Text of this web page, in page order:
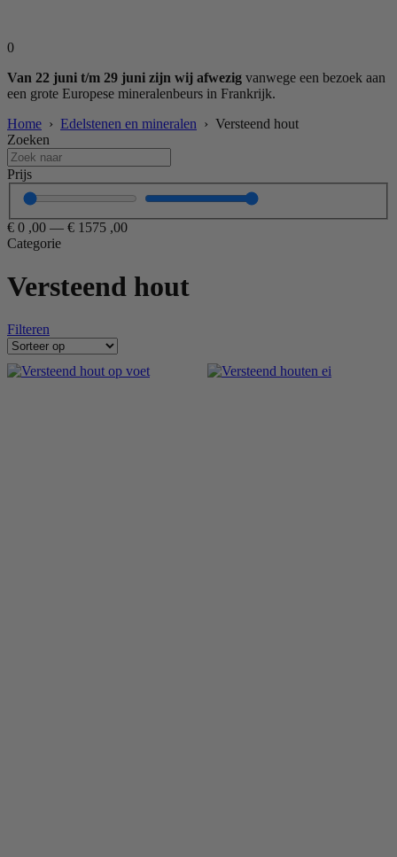
0
Van 22 juni t/m 29 juni zijn wij afwezig vanwege een bezoek aan
een grote Europese mineralenbeurs in Frankrijk.
Home › Edelstenen en mineralen › Versteend hout
Zoeken
Prijs
€ 0 ,00 — € 1575 ,00
Categorie
Versteend hout
Filteren